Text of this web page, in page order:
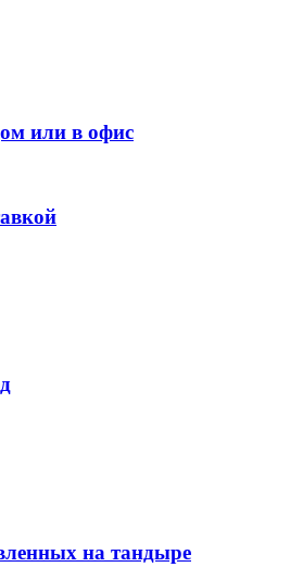
или в офис
на тандыре